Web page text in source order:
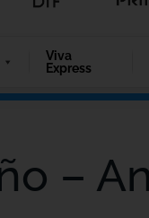
Viva
Express
–